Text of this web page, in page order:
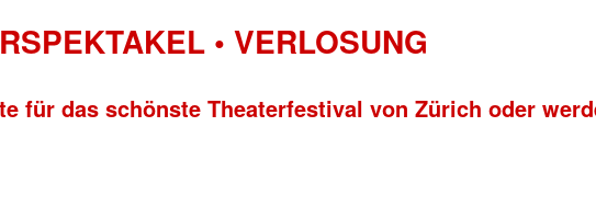
• VERLOSUNG
für das schönste Theaterfestival von Zürich oder